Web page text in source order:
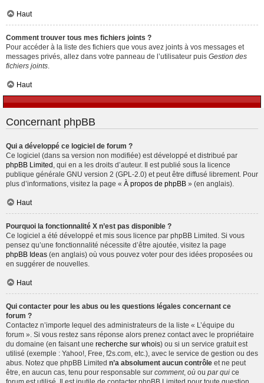
Haut
Comment trouver tous mes fichiers joints ?
Pour accéder à la liste des fichiers que vous avez joints à vos messages et
messages privés, allez dans votre panneau de l’utilisateur puis Gestion des
fichiers joints
Haut
Concernant phpBB
Qui a développé ce logiciel de forum ?
Ce logiciel (dans sa version non modifiée) est développé et distribué par
phpBB Limited , qui en a les droits d’auteur. Il est publié sous la licence
publique générale GNU version 2 (GPL-2.0) et peut être diffusé librement. Pour
plus d’informations, visitez la page « À propos de phpBB » (en anglais).
Haut
Pourquoi la fonctionnalité X n’est pas disponible ?
Ce logiciel a été développé et mis sous licence par phpBB Limited. Si vous
pensez qu’une fonctionnalité nécessite d’être ajoutée, visitez la page
phpBB Ideas (en anglais) où vous pouvez voter pour des idées proposées ou
en suggérer de nouvelles.
Haut
Qui contacter pour les abus ou les questions légales concernant ce
forum ?
Contactez n’importe lequel des administrateurs de la liste « L’équipe du
forum ». Si vous restez sans réponse alors prenez contact avec le propriétaire
du domaine (en faisant une recherche sur whois) ou si un service gratuit est
utilisé (exemple : Yahoo!, Free, f2s.com, etc.), avec le service de gestion ou des
abus. Notez que phpBB Limited n’a absolument aucun contrôle et ne peut
être, en aucun cas, tenu pour responsable sur comment, où ou par qui ce